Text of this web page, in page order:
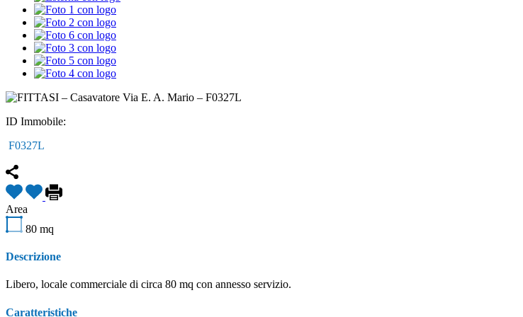
ID Immobile:
F0327L
Area
80 mq
Descrizione
Libero, locale commerciale di circa 80 mq con annesso servizio.
Caratteristiche